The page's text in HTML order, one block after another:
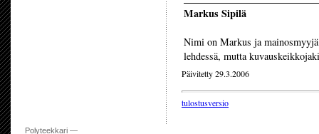
Markus Sipilä
Nimi on Markus ja
lehdessä, mutta
Päivitetty 29.3.2006
tulostusversio
Polyteekkari —